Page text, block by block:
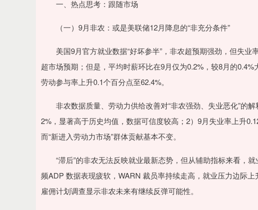
一、热点思考：跟随市场
（一）9月非农：或是美联储12月降息的“非充分条件”
美国9月官方就业数据“好坏参半”，非农超预期强劲，但失业
超市场预期；但是，平均时薪环比在9月仅为0.2%，较8月的
劳动参与率上升0.1个百分点至62.4%。
非农数据质量、劳动力供给改善对“非农强劲、失业恶化”的解
2%，显著高于历史均值，数据可信度较高；2）9月失业率上升
而“新进入劳动力市场”群体贡献基本不变。
“滞后”的非农无法反映就业最新态势，但从辅助指标来看，就
频ADP 数据表现疲软，WARN 裁员率持续走高，就业压力边际
雇佣计划调查显示非农未来有继续反弹可能性。